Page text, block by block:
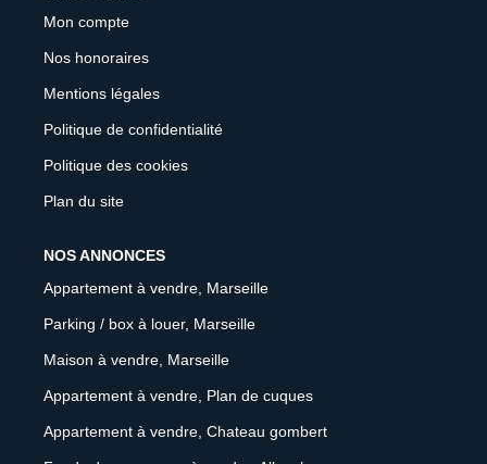
Mon compte
Nos honoraires
Mentions légales
Politique de confidentialité
Politique des cookies
Plan du site
NOS ANNONCES
Appartement à vendre, Marseille
Parking / box à louer, Marseille
Maison à vendre, Marseille
Appartement à vendre, Plan de cuques
Appartement à vendre, Chateau gombert